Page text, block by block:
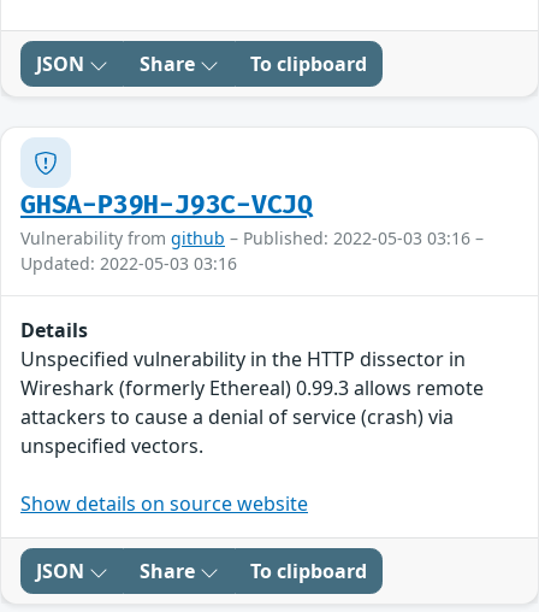
JSON Share To clipboard
GHSA-P39H-J93C-VCJQ
Vulnerability from github – Published: 2022-05-03 03:16 –
Updated: 2022-05-03 03:16
Details
Unspecified vulnerability in the HTTP dissector in
Wireshark (formerly Ethereal) 0.99.3 allows remote
attackers to cause a denial of service (crash) via
unspecified vectors.
Show details on source website
JSON Share To clipboard